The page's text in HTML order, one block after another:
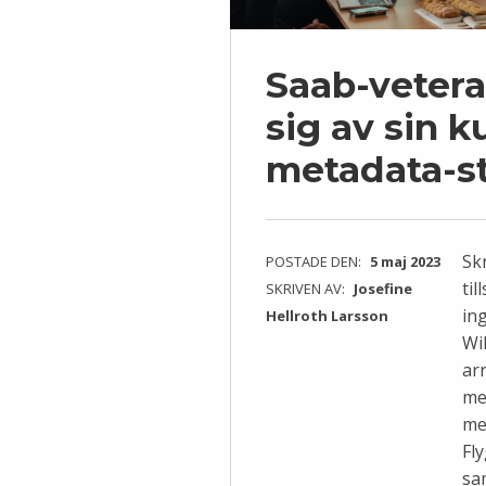
Saab-
sig av sin
metadata-
POSTADE DEN: 5 maj 2023
SKRIVEN AV: Josefine
Hellroth Larsson